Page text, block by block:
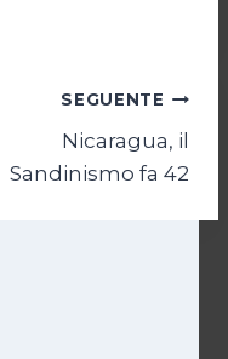
SEGUENTE
Nicaragua, il
Sandinismo fa 42